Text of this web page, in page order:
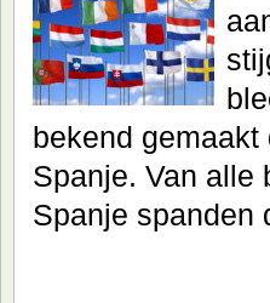
bekend
Spanje. Van alle
Spanje spanden